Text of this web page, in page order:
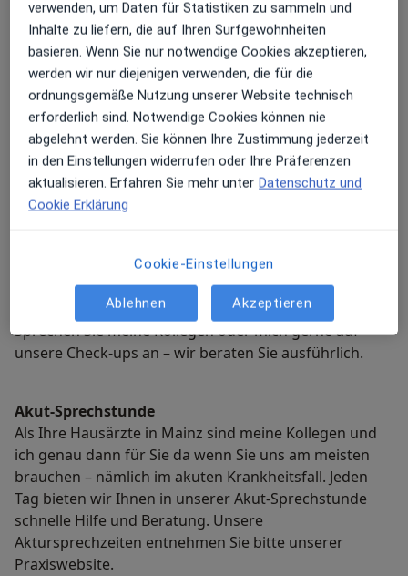
Je nachdem welches Lebensjahr Sie erreicht haben
übernehmen die gesetzlichen Krankenkassen
verschiedene Vorsorge-Untersuchungen in
unterschiedlichen Zeitintervallen die Ihnen bei den
ÄRZTEN AN DER RÖMERQUELLE selbstverständlich
offenstehen.
Hinzu kommen diverse spezielle Krebsvorsorge-
Dickdarmkrebsvorsorge.
Sprechen Sie meine Kollegen oder mich gerne auf
unsere Check-ups an – wir beraten Sie ausführlich.
Akut-Sprechstunde
Als Ihre Hausärzte in Mainz sind meine Kollegen und
ich genau dann für Sie da wenn Sie uns am meisten
brauchen – nämlich im akuten Krankheitsfall. Jeden
Tag bieten wir Ihnen in unserer Akut-Sprechstunde
schnelle Hilfe und Beratung. Unsere
Aktursprechzeiten entnehmen Sie bitte unserer
Praxiswebsite.
verwenden, um Daten für Statistiken zu sammeln und
Inhalte zu liefern, die auf Ihren Surfgewohnheiten
basieren. Wenn Sie nur notwendige Cookies akzeptieren,
werden wir nur diejenigen verwenden, die für die
ordnungsgemäße Nutzung unserer Website technisch
erforderlich sind. Notwendige Cookies können nie
abgelehnt werden. Sie können Ihre Zustimmung jederzeit
in den Einstellungen widerrufen oder Ihre Präferenzen
aktualisieren. Erfahren Sie mehr unter Datenschutz und
Cookie Erklärung
Cookie-Einstellungen
Ablehnen Akzeptieren